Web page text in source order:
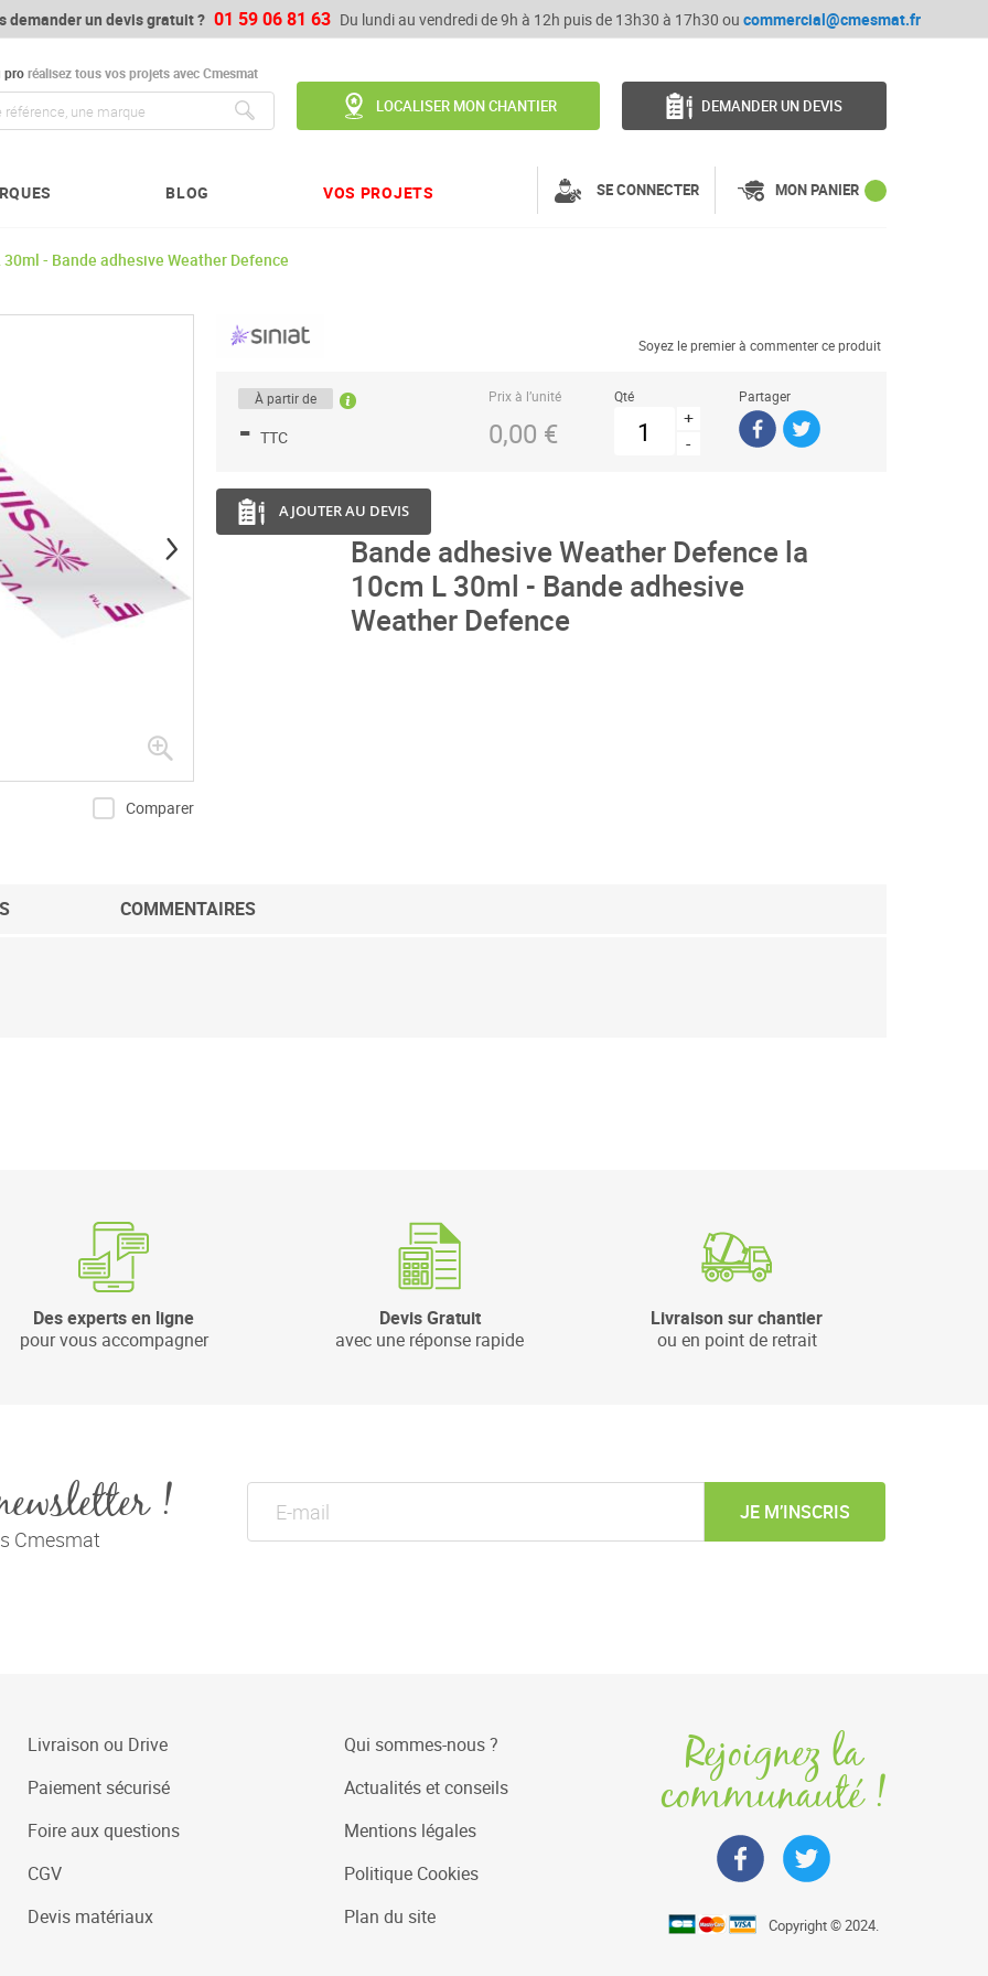
demander un devis gratuit ? 01 59 06 81 63 Du lundi au vendredi de 9h à 12h puis de 13h30 à 17h30 ou commercial@cmesmat.fr
proréalisez tous vos projets avec Cmesmat
LOCALISER MON CHANTIER DEMANDER UN DEVIS
BLOG VOS PROJETS SE CONNECTER MON PANIER
- Bande adhesive Weather Defence
Comparer
Soyez le premier à commenter ce produit
À partir de
- TTC
Prix à l’unité
0,00 €
Qté
+
-
Partager
AJOUTER AU DEVIS
Bande adhesive Weather Defence la
10cm L 30ml - Bande adhesive
Weather Defence
COMMENTAIRES
Des experts en ligne
pour vous accompagner
Devis Gratuit
avec une réponse rapide
Livraison sur chantier
ou en point de retrait
!
Cmesmat
JE M’INSCRIS
Livraison ou Drive
Paiement sécurisé
Foire aux questions
CGV
Devis matériaux
Qui sommes-nous ?
Actualités et conseils
Mentions légales
Politique Cookies
Plan du site
Rejoignez la
communauté !
Copyright © 2024.